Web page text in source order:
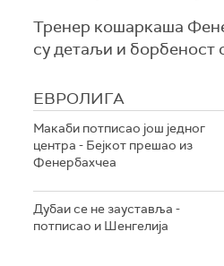
Тренер кошаркаша
су детаљи и
ЕВРОЛИГА
Макаби потписао још једног
центра - Бејкот прешао из
Фенербахчеа
Дубаи се не зауставља -
потписао и Шенгелија